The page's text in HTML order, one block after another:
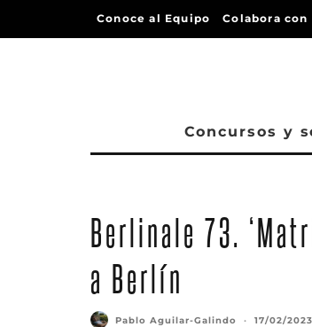
Conoce al Equipo Colabora con
Concursos y
Berlinale 73.
a Berlín
Pablo Aguilar-Galindo · 17/02/2023